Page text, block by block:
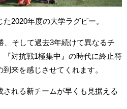
2020年度の大学ラグビー。
、そして過去3年続けて異なるチ
『対抗戦1極集中』の時代に終止符
来を感じさせてくれます。
れる新チームが早くも見据える